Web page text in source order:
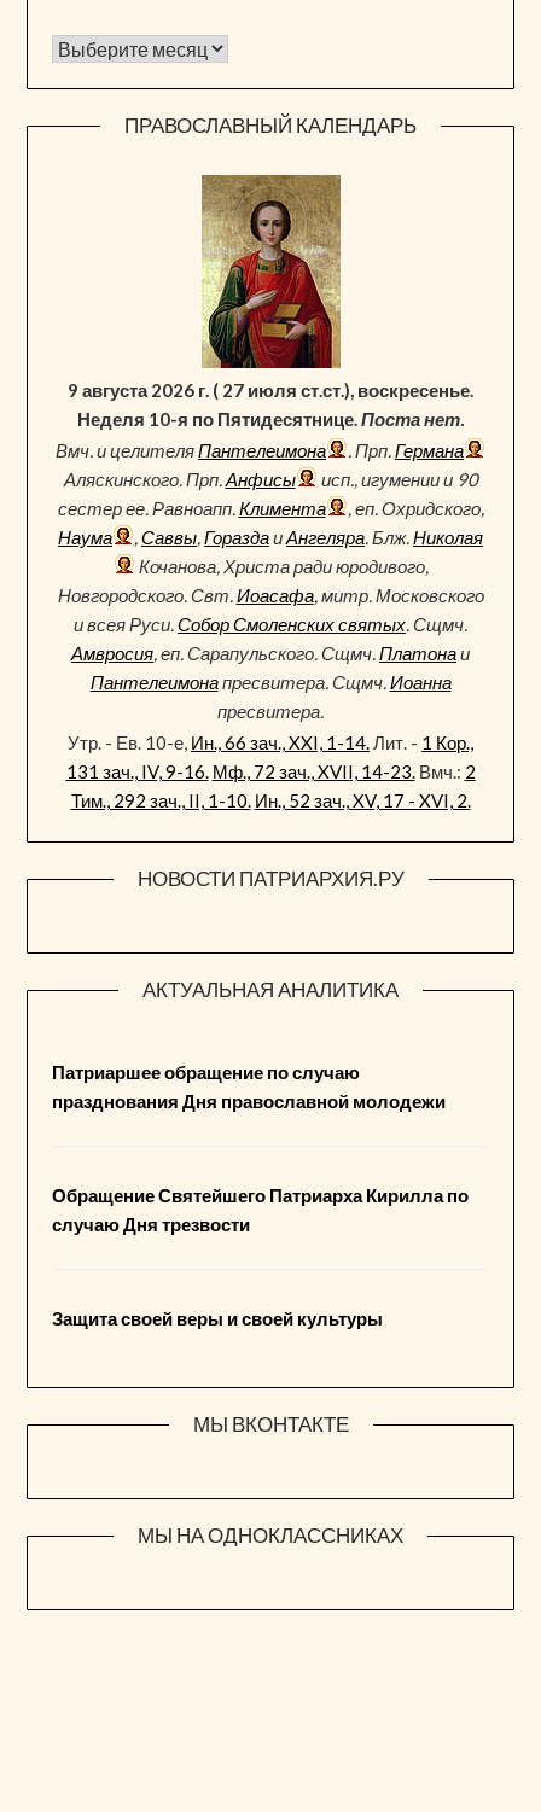
Архив новостей
ПРАВОСЛАВНЫЙ КАЛЕНДАРЬ
9 августа 2026 г. ( 27 июля ст.ст.), воскресенье.
Неделя 10-я по Пятидесятнице.Поста нет.
Вмч. и целителяПантелеимона . Прп.Германа
Аляскинского. Прп.Анфисы
исп., игумении и 90
сестер ее. Равноапп.Климента
, еп. Охридского,
Наума
,Саввы,ГораздаиАнгеляра. Блж.Николая
Кочанова, Христа ради юродивого,
Новгородского. Свт.Иоасафа, митр. Московского
и всея Руси.Собор Смоленских святых. Сщмч.
Амвросия, еп. Сарапульского. Сщмч.Платонаи
Пантелеимонапресвитера. Сщмч.Иоанна
пресвитера.
Утр. - Ев. 10-е, Ин., 66 зач., XXI, 1-14.Лит. - 1 Кор.,
131 зач., IV, 9-16. Мф., 72 зач., XVII, 14-23.Вмч.: 2
Тим., 292 зач., II, 1-10. Ин., 52 зач., XV, 17 - XVI, 2.
НОВОСТИ ПАТРИАРХИЯ.РУ
АКТУАЛЬНАЯ АНАЛИТИКА
Патриаршее обращение по случаю
празднования Дня православной молодежи
Обращение Святейшего Патриарха Кирилла по
случаю Дня трезвости
Защита своей веры и своей культуры
МЫ ВКОНТАКТЕ
МЫ НА ОДНОКЛАССНИКАХ